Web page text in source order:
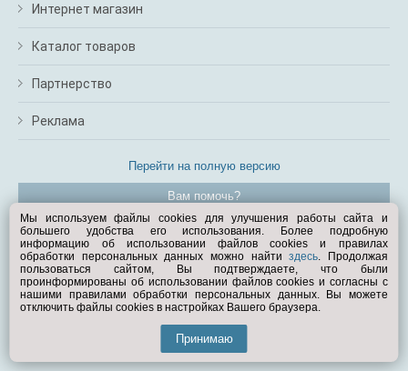
Интернет магазин
Каталог товаров
Партнерство
Реклама
Перейти на полную версию
Вам помочь?
© Exist.ru 1998—2026
Мы используем файлы cookies для улучшения работы сайта и
большего удобства его использования. Более подробную
информацию об использовании файлов cookies и правилах
обработки персональных данных можно найтиздесь. Продолжая
пользоваться сайтом, Вы подтверждаете, что были
проинформированы об использовании файлов cookies и согласны с
нашими правилами обработки персональных данных. Вы можете
отключить файлы cookies в настройках Вашего браузера.
Принимаю